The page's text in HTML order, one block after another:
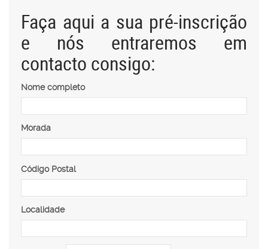
Faça aqui a sua pré-inscrição
e nós entraremos em
contacto consigo:
Nome completo
Morada
Código Postal
Localidade